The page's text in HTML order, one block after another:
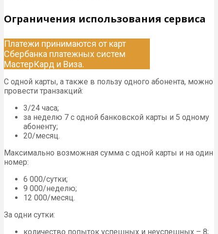
Ограничения использования сервиса
Платежи принимаются от карт
Сбербанка платежных систем
МастерКард и Виза.
С одной карты, а также в пользу одного абонента, можно
провести транзакций:
3/24 часа;
за неделю 7 с одной банковской карты и 5 одному
абоненту;
20/месяц.
Максимально возможная сумма с одной карты и на один
номер:
6 000/сутки;
9 000/неделю;
12 000/месяц.
За одни сутки:
количество попыток успешных и неуспешных – 8;